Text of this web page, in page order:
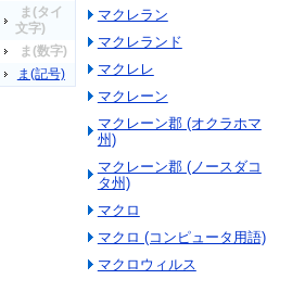
ま(タイ
文字)
ま(数字)
ま(記号)
マクレラン
マクレランド
マクレレ
マクレーン
マクレーン郡 (オクラホマ
州)
マクレーン郡 (ノースダコ
タ州)
マクロ
マクロ (コンピュータ用語)
マクロウィルス